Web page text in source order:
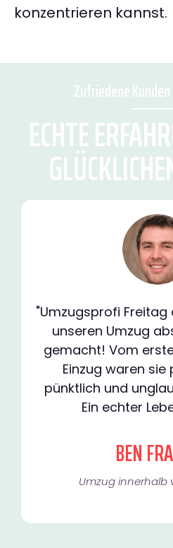
konzentrieren kannst.
Zufriedene
ECHTE
"Umzugsprofi
unseren Umzug
gemacht! Vom
Einzug waren sie
pünktlich und
Ein echter
BEN
Umzug innerhalb